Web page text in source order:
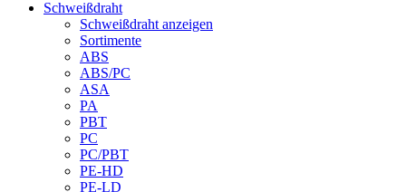
Schweißdraht
Schweißdraht anzeigen
Sortimente
ABS
ABS/PC
ASA
PA
PBT
PC
PC/PBT
PE-HD
PE-LD